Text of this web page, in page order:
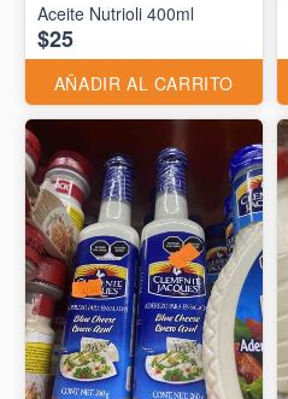
Aceite Nutrioli 400ml
$25
AÑADIR AL CARRITO